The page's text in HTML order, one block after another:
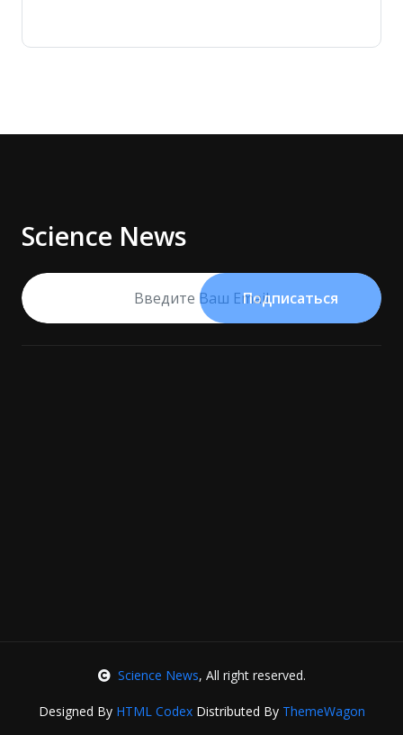
Science News
Подписаться
Science News, All right reserved.
Designed By HTML CodexDistributed By ThemeWagon